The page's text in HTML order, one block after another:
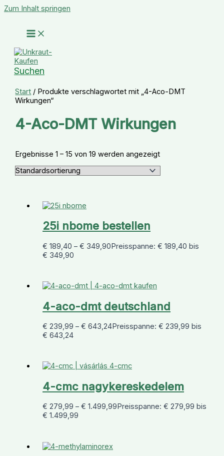
Zum Inhalt springen
Suchen
Start / Produkte verschlagwortet mit „4-Aco-DMT
Wirkungen“
4-Aco-DMT Wirkungen
Ergebnisse 1 – 15 von 19 werden angezeigt
25i nbome bestellen
€ 189,40 –€ 349,90Preisspanne: € 189,40 bis
€ 349,90
4-aco-dmt deutschland
€ 239,99 –€ 643,24Preisspanne: € 239,99 bis
€ 643,24
4-cmc nagykereskedelem
€ 279,99 –€ 1.499,99Preisspanne: € 279,99 bis
€ 1.499,99